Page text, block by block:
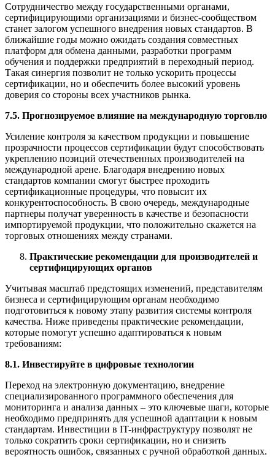
Сотрудничество между государственными органами,
сертифицирующими организациями и бизнес-сообществом
станет залогом успешного внедрения новых стандартов. В
ближайшие годы можно ожидать создания совместных
платформ для обмена данными, разработки программ
обучения и поддержки предприятий в переходный период.
Такая синергия позволит не только ускорить процессы
сертификации, но и обеспечить более высокий уровень
доверия со стороны всех участников рынка.
7.5. Прогнозируемое влияние на международную торговлю
Усиление контроля за качеством продукции и повышение
прозрачности процессов сертификации будут способствовать
укреплению позиций отечественных производителей на
международной арене. Благодаря внедрению новых
стандартов компании смогут быстрее проходить
сертификационные процедуры, что повысит их
конкурентоспособность. В свою очередь, международные
партнеры получат уверенность в качестве и безопасности
импортируемой продукции, что положительно скажется на
торговых отношениях между странами.
Практические рекомендации для производителей и
сертифицирующих органов
Учитывая масштаб предстоящих изменений, представителям
бизнеса и сертифицирующим органам необходимо
подготовиться к новому этапу развития системы контроля
качества. Ниже приведены практические рекомендации,
которые помогут успешно адаптироваться к новым
требованиям:
8.1. Инвестируйте в цифровые технологии
Переход на электронную документацию, внедрение
специализированного программного обеспечения для
мониторинга и анализа данных – это ключевые шаги, которые
необходимо предпринять для успешной адаптации к новым
стандартам. Инвестиции в IT-инфраструктуру позволят не
только сократить сроки сертификации, но и снизить
вероятность ошибок, связанных с ручной обработкой данных.